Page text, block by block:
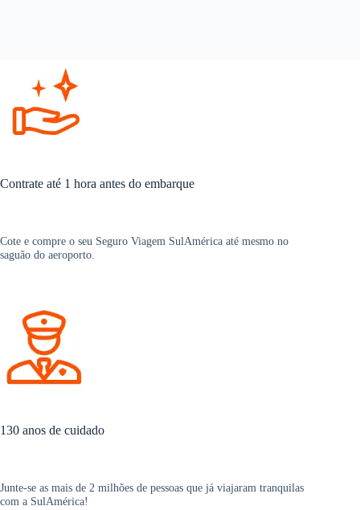
Contrate até 1 hora antes do embarque
Cote e compre o seu Seguro Viagem SulAmérica até mesmo no
saguão do aeroporto.
130 anos de cuidado
Junte-se as mais de 2 milhões de pessoas que já viajaram tranquilas
com a SulAmérica!